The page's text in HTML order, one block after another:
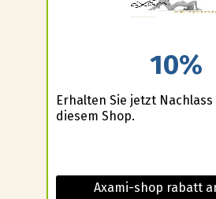
10%
Erhalten Sie jetzt Nachlass
diesem Shop.
Axami-shop rabatt